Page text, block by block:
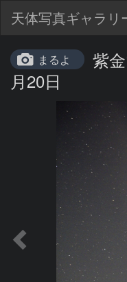
天体写真ギャラリ
まるよ
紫
月20日